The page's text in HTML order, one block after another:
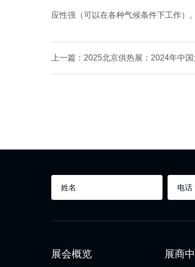
应性强（可以在各种气候条件下工作）
上一篇：2025北京供热展：2024年中
展会概览 展商